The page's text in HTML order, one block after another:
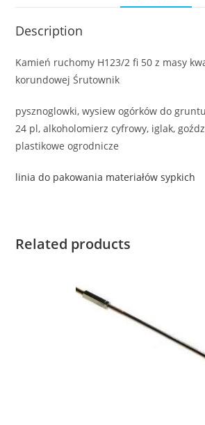
Description
Kamień ruchomy H123/2 fi 50 z masy
korundowej Śrutownik
pysznoglowki, wysiew ogórków do
24 pl, alkoholomierz cyfrowy, iglak,
plastikowe ogrodnicze
linia do pakowania materiałów sypkich
Related products